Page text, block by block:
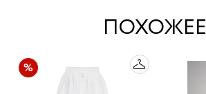
ПОХОЖЕЕ